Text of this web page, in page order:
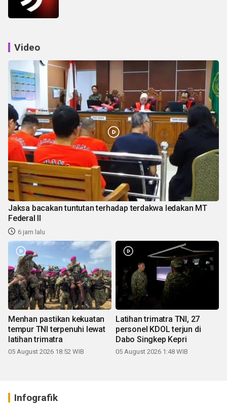
Video
Jaksa bacakan tuntutan terhadap terdakwa ledakan MT
Federal II
6 jam lalu
Menhan pastikan kekuatan
tempur TNI terpenuhi lewat
latihan trimatra
05 August 2026 18:52 WIB
Latihan trimatra TNI, 27
personel KDOL terjun di
Dabo Singkep Kepri
05 August 2026 1:48 WIB
Infografik